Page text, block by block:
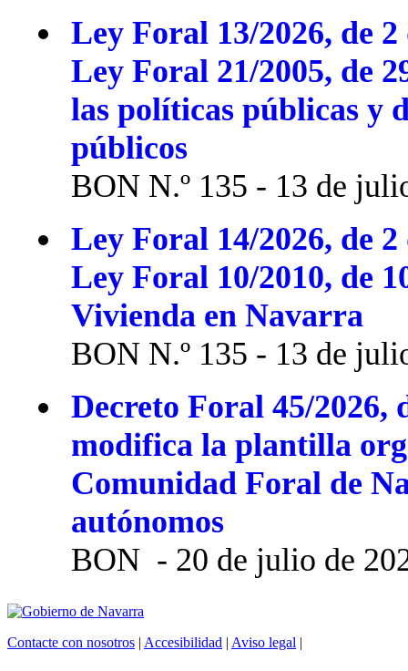
Ley Foral 13/2026, de
Ley Foral 21/2005, de
las políticas públicas y
públicos
BON N.º 135 - 13 de
Ley Foral 14/2026, de
Ley Foral 10/2010, de
Vivienda en Navarra
BON N.º 135 - 13 de
Decreto Foral 45/2026,
modifica la plantilla
Comunidad Foral de
autónomos
BON - 20 de julio de
Contacte con nosotros | Accesibilidad | Aviso legal |